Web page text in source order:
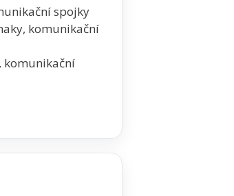
spojky
komunikační
komunikační